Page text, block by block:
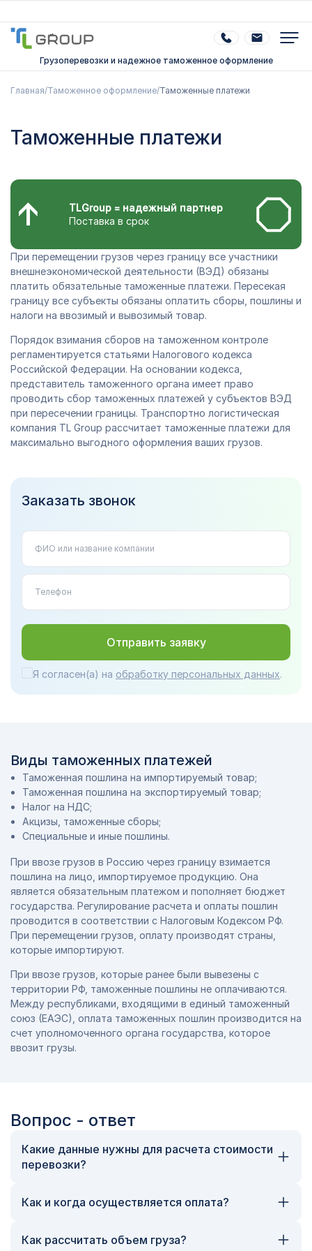
Грузоперевозки и надежное таможенное оформление
Главная/Таможенное оформление/Таможенные платежи
Таможенные платежи
TLGroup = надежный партнер
Поставка в срок
При перемещении грузов через границу все участники
внешнеэкономической деятельности (ВЭД) обязаны
платить обязательные таможенные платежи. Пересекая
границу все субъекты обязаны оплатить сборы, пошлины и
налоги на ввозимый и вывозимый товар.
Порядок взимания сборов на таможенном контроле
регламентируется статьями Налогового кодекса
Российской Федерации. На основании кодекса,
представитель таможенного органа имеет право
проводить сбор таможенных платежей у субъектов ВЭД
при пересечении границы. Транспортно логистическая
компания TL Group рассчитает таможенные платежи для
максимально выгодного оформления ваших грузов.
Заказать звонок
Отправить заявку
Я согласен(а) на обработку персональных данных.
Виды таможенных платежей
Таможенная пошлина на импортируемый товар;
Таможенная пошлина на экспортируемый товар;
Налог на НДС;
Акцизы, таможенные сборы;
Специальные и иные пошлины.
При ввозе грузов в Россию через границу взимается
пошлина на лицо, импортируемое продукцию. Она
является обязательным платежом и пополняет бюджет
государства. Регулирование расчета и оплаты пошлин
проводится в соответствии с Налоговым Кодексом РФ.
При перемещении грузов, оплату производят страны,
которые импортируют.
При ввозе грузов, которые ранее были вывезены с
территории РФ, таможенные пошлины не оплачиваются.
Между республиками, входящими в единый таможенный
союз (ЕАЭС), оплата таможенных пошлин производится на
счет уполномоченного органа государства, которое
ввозит грузы.
Вопрос - ответ
Какие данные нужны для расчета стоимости
перевозки?
продукции, её масса и объём;
Как и когда осуществляется оплата?
Как рассчитать объем груза?